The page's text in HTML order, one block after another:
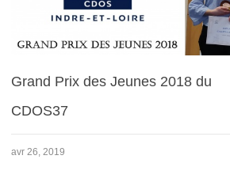
Grand Prix des Jeunes 2018 du
CDOS37
avr 26, 2019